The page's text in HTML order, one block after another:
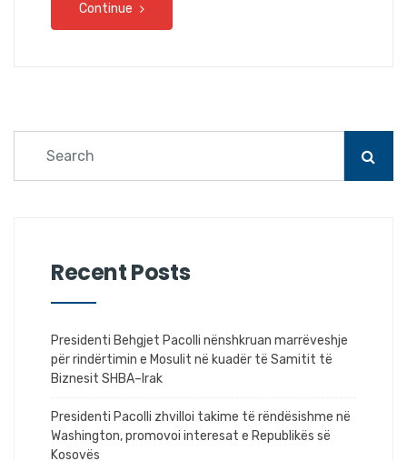
Continue
Recent Posts
Presidenti Behgjet Pacolli nënshkruan marrëveshje
për rindërtimin e Mosulit në kuadër të Samitit të
Biznesit SHBA–Irak
Presidenti Pacolli zhvilloi takime të rëndësishme në
Washington, promovoi interesat e Republikës së
Kosovës